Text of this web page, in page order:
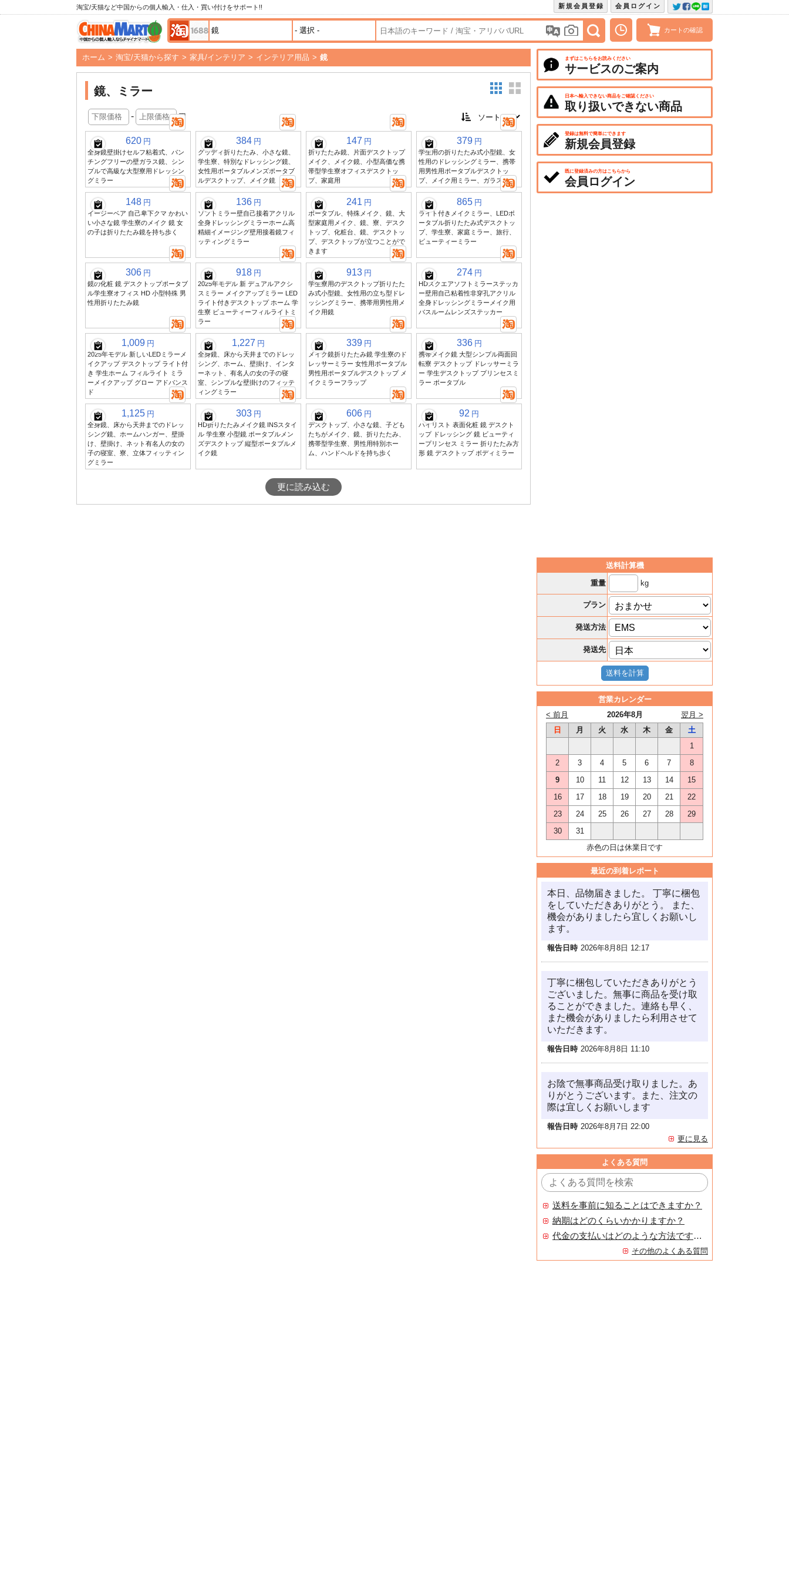
淘宝/天猫など中国からの個人輸入・仕入・買い付けをサポート!! 会員ログイン
新規会員登録
カートの確認
ホーム > 淘宝/天猫から探す > 家具/インテリア > インテリア用品 > 鏡
鏡、ミラー
- 円
620 円
全身鏡壁掛けセルフ粘着式、パン
チングフリーの壁ガラス鏡、シン
プルで高級な大型寮用ドレッシン
グミラー
384 円
グッディ折りたたみ、小さな鏡、
学生寮、特別なドレッシング鏡、
女性用ポータブルメンズポータブ
ルデスクトップ、メイク鏡
147 円
折りたたみ鏡、片面デスクトップ
メイク、メイク鏡、小型高価な携
帯型学生寮オフィスデスクトッ
プ、家庭用
379 円
学生用の折りたたみ式小型鏡、女
性用のドレッシングミラー、携帯
用男性用ポータブルデスクトッ
プ、メイク用ミラー、ガラス寮用
148 円
イージーベア 自己卑下クマ かわい
い小さな鏡 学生寮のメイク 鏡 女
の子は折りたたみ鏡を持ち歩く
136 円
ソフトミラー壁自己接着アクリル
全身ドレッシングミラーホーム高
精細イメージング壁用接着鏡フィ
ッティングミラー
241 円
ポータブル、特殊メイク、鏡、大
型家庭用メイク、鏡、寮、デスク
トップ、化粧台、鏡、デスクトッ
プ、デスクトップが立つことがで
きます
865 円
ライト付きメイクミラー、LEDポ
ータブル折りたたみ式デスクトッ
プ、学生寮、家庭ミラー、旅行、
ビューティーミラー
306 円
鏡の化粧 鏡 デスクトップポータブ
ル学生寮オフィス HD 小型特殊 男
性用折りたたみ鏡
918 円
2025年モデル 新 デュアルアクシ
スミラー メイクアップミラー LED
ライト付きデスクトップ ホーム 学
生寮 ビューティーフィルライトミ
ラー
913 円
学生寮用のデスクトップ折りたた
み式小型鏡、女性用の立ち型ドレ
ッシングミラー、携帯用男性用メ
イク用鏡
274 円
HDスクエアソフトミラーステッカ
ー壁用自己粘着性非穿孔アクリル
全身ドレッシングミラーメイク用
バスルームレンズステッカー
1,009 円
2025年モデル 新しいLEDミラーメ
イクアップ デスクトップ ライト付
き 学生ホーム フィルライト ミラ
ーメイクアップ グロー アドバンス
ド
1,227 円
全身鏡、床から天井までのドレッ
シング、ホーム、壁掛け、インタ
ーネット、有名人の女の子の寝
室、シンプルな壁掛けのフィッテ
ィングミラー
339 円
メイク鏡折りたたみ鏡 学生寮のド
レッサーミラー 女性用ポータブル
男性用ポータブルデスクトップ メ
イクミラーフラップ
336 円
携帯メイク鏡 大型シンプル両面回
転寮 デスクトップ ドレッサーミラ
ー 学生デスクトップ プリンセスミ
ラー ポータブル
1,125 円
全身鏡、床から天井までのドレッ
シング鏡、ホームハンガー、壁掛
け、壁掛け、ネット有名人の女の
子の寝室、寮、立体フィッティン
グミラー
303 円
HD折りたたみメイク鏡 INSスタイ
ル 学生寮 小型鏡 ポータブルメン
ズデスクトップ 縦型ポータブルメ
イク鏡
606 円
デスクトップ、小さな鏡、子ども
たちがメイク、鏡、折りたたみ、
携帯型学生寮、男性用特別ホー
ム、ハンドヘルドを持ち歩く
92 円
ハイリスト 表面化粧 鏡 デスクト
ップ ドレッシング 鏡 ビューティ
ープリンセス ミラー 折りたたみ方
形 鏡 デスクトップ ボディミラー
更に読み込む
まずはこちらをお読みください
サービスのご案内
日本へ輸入できない商品をご確認ください
取り扱いできない商品
登録は無料で簡単にできます
新規会員登録
既に登録済みの方はこちらから
会員ログイン
送料計算機
重量
kg
プラン
発送方法
発送先
営業カレンダー
2026年8月
< 前月
翌月 >
日
月 火 水 木 金
土
1
2
3 4 5 6 7
8
9
10 11 12 13 14
15
16
17 18 19 20 21
22
23
24 25 26 27 28
29
30
31
赤色の日は休業日です
最近の到着レポート
本日、品物届きました。 丁寧に梱包
をしていただきありがとう。 また、
機会がありましたら宜しくお願いし
ます。
報告日時 2026年8月8日 12:17
丁寧に梱包していただきありがとう
ございました。無事に商品を受け取
ることができました。連絡も早く、
また機会がありましたら利用させて
いただきます。
報告日時 2026年8月8日 11:10
お陰で無事商品受け取りました。あ
りがとうございます。また、注文の
際は宜しくお願いします
報告日時 2026年8月7日 22:00
更に見る
よくある質問
送料を事前に知ることはできますか？
納期はどのくらいかかりますか？
代金の支払いはどのような方法ですか？
その他のよくある質問